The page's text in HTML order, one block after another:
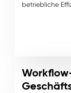
betriebliche